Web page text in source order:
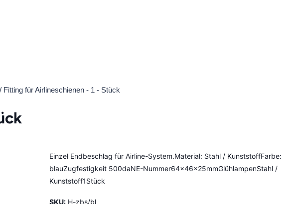
Fitting für Airlineschienen - 1 - Stück
Einzel Endbeschlag für Airline-System.Material: Stahl / KunststoffFarbe:
blauZugfestigkeit 500daNE-Nummer64x46x25mmGlühlampenStahl /
Kunststoff1Stück
SKU: H-zbs/bl